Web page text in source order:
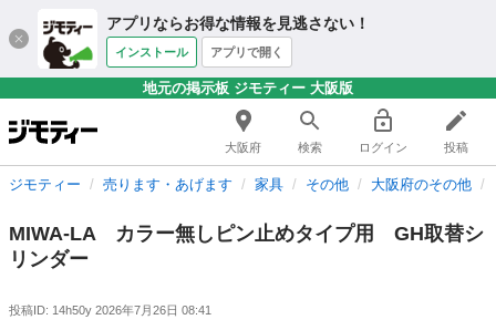
アプリならお得な情報を見逃さない！
インストール アプリで開く
地元の掲示板 ジモティー 大阪版
大阪府 検索 ログイン 投稿
ジモティー 売ります・あげます 家具 その他 大阪府のその他
MIWA-LA カラー無しピン止めタイプ用 GH取替シ
リンダー
投稿ID: 14h50y 2026年7月26日 08:41